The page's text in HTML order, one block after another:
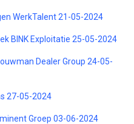
WerkTalent 21-05-2024
BINK Exploitatie 25-05-2024
Dealer Group 24-05-
27-05-2024
Groep 03-06-2024